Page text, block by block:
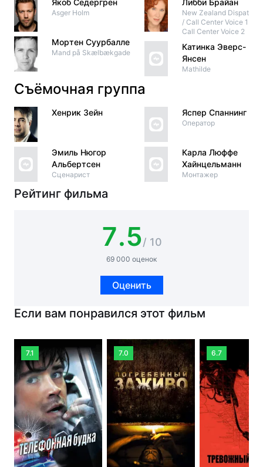
Якоб Седергрен
Asger Holm
Мортен Суурбалле
Mand på Skælbækgade
Либби Брайан
New Zealand Dispatcher
/ Call Center Voice 1 /
Call Center Voice 2
Катинка Эверс-
Янсен
Mathilde
Съёмочная группа
Хенрик Зейн
Эмиль Нюгор
Альбертсен
Сценарист
Яспер Спаннинг
Оператор
Карла Люффе
Хайнцельманн
Монтажер
Рейтинг фильма
7.5/ 10
69 000 оценок
Оценить
Если вам понравился этот фильм
7.1 7.0 6.7